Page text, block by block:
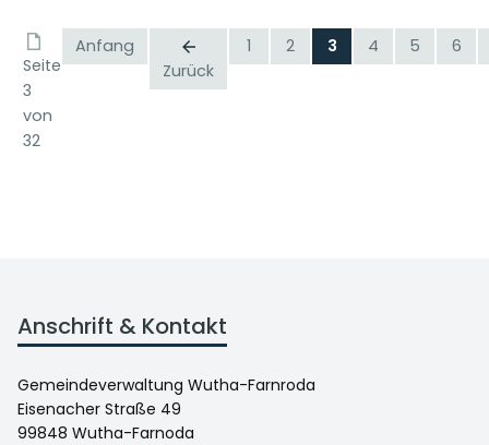
Seite
3
von
32
Anfang
Zurück
1 2 3 4 5 6
Anschrift & Kontakt
Gemeindeverwaltung Wutha-Farnroda
Eisenacher Straße 49
99848 Wutha-Farnoda